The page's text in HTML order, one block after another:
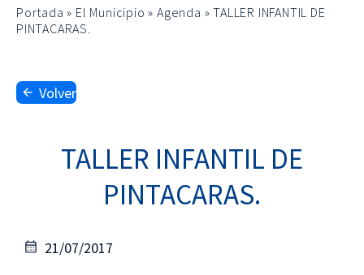
Portada » El Municipio »Agenda »TALLER INFANTIL DE
PINTACARAS.
Volver
TALLER INFANTIL DE
PINTACARAS.
21/07/2017